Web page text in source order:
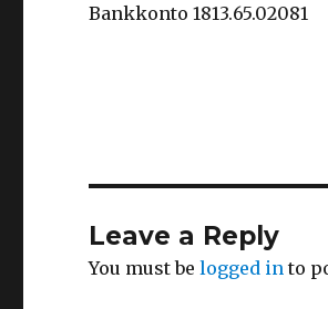
Bankkonto 1813.65.02081
Leave a Reply
You must belogged in to